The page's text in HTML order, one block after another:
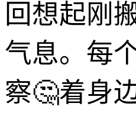
回想起刚
气息。每
察🤔着身